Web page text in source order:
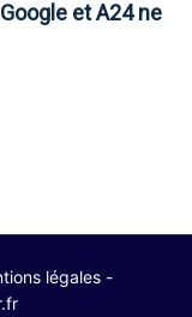
et A24 ne
légales-